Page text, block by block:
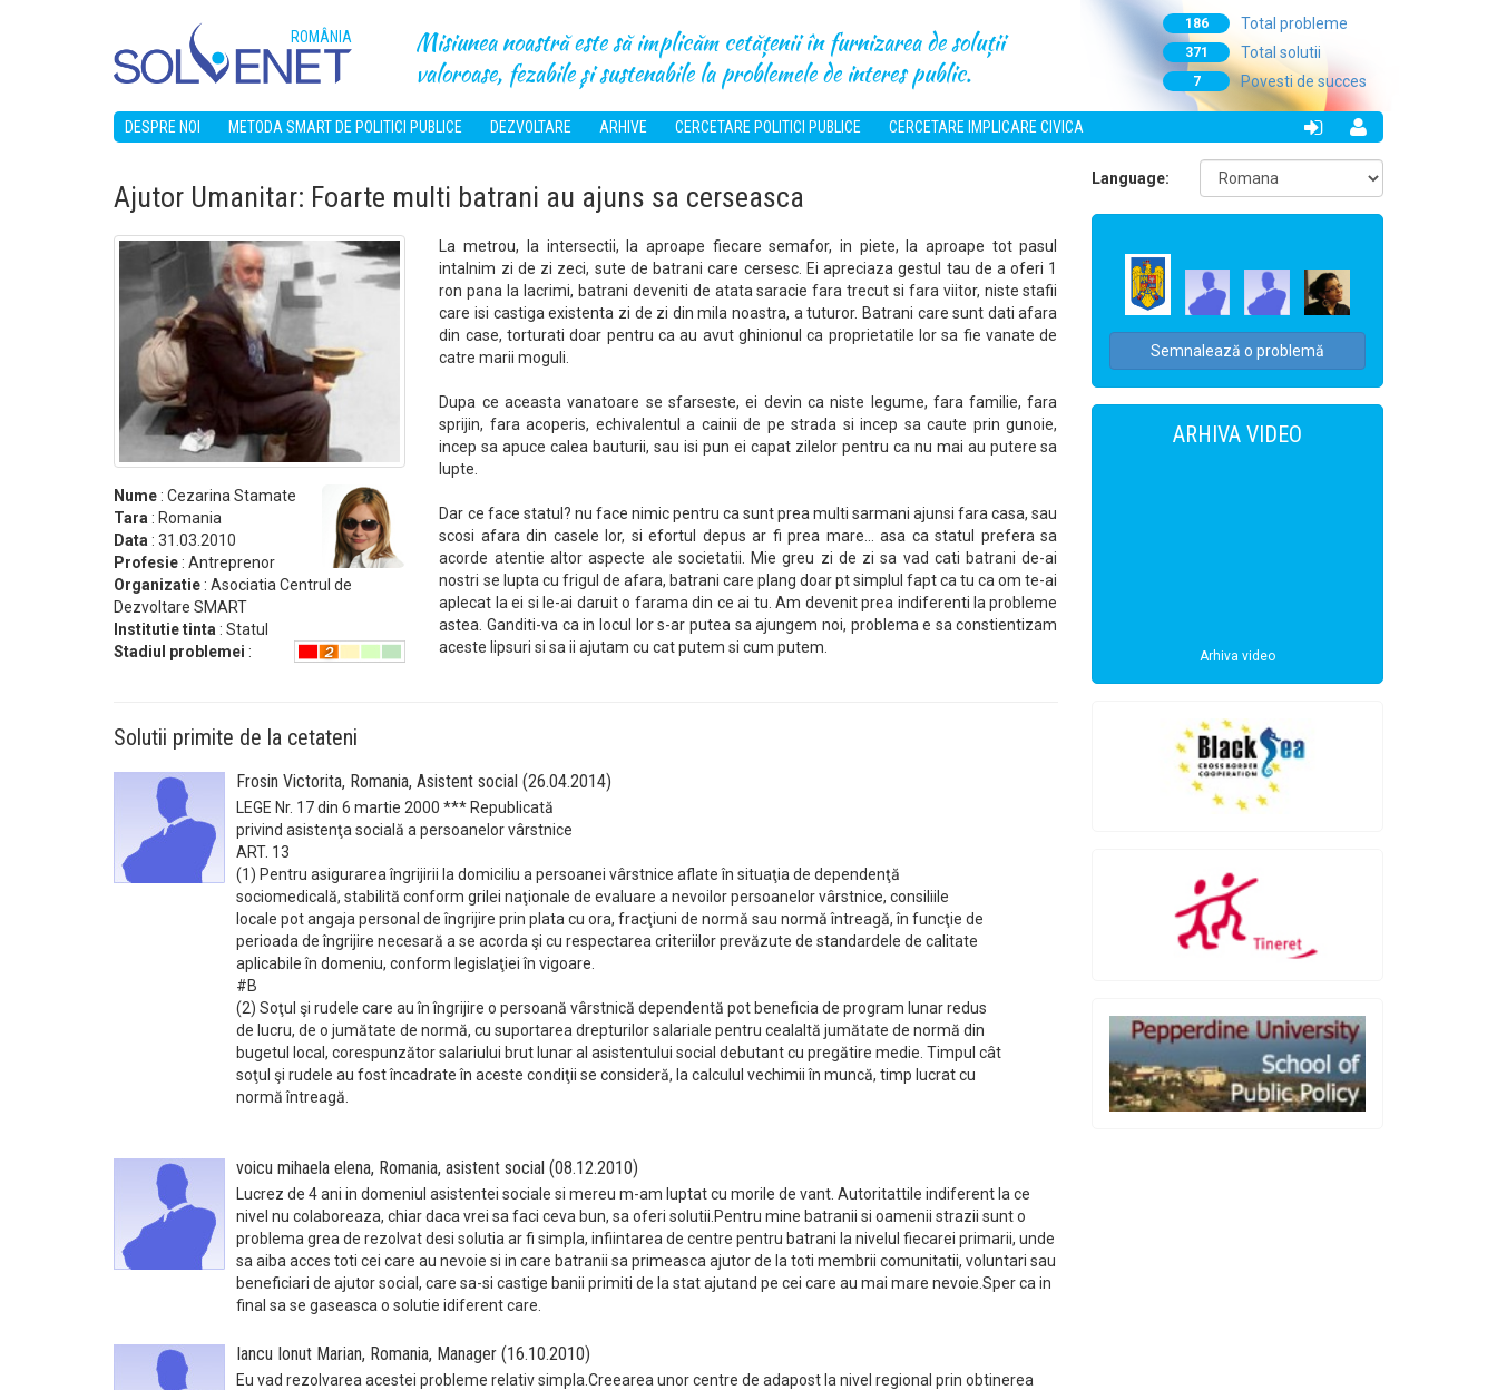
ROMÂNIA
Misiunea noastră este să implicăm cetățenii în furnizarea de soluții
valoroase, fezabile și sustenabile la problemele de interes public.
186 Total probleme
371 Total solutii
7 Povesti de succes
DESPRE NOI METODA SMART DE POLITICI PUBLICE DEZVOLTARE ARHIVE CERCETARE POLITICI PUBLICE CERCETARE IMPLICARE CIVICA
Ajutor Umanitar: Foarte multi batrani au ajuns sa cerseasca
Nume : Cezarina Stamate
Tara : Romania
Data : 31.03.2010
Profesie : Antreprenor
Organizatie : Asociatia Centrul de
Dezvoltare SMART
Institutie tinta : Statul
Stadiul problemei :
La metrou, la intersectii, la aproape fiecare semafor, in piete, la aproape tot pasul
intalnim zi de zi zeci, sute de batrani care cersesc. Ei apreciaza gestul tau de a oferi 1
ron pana la lacrimi, batrani deveniti de atata saracie fara trecut si fara viitor, niste stafii
care isi castiga existenta zi de zi din mila noastra, a tuturor. Batrani care sunt dati afara
din case, torturati doar pentru ca au avut ghinionul ca proprietatile lor sa fie vanate de
catre marii moguli.
Dupa ce aceasta vanatoare se sfarseste, ei devin ca niste legume, fara familie, fara
sprijin, fara acoperis, echivalentul a cainii de pe strada si incep sa caute prin gunoie,
incep sa apuce calea bauturii, sau isi pun ei capat zilelor pentru ca nu mai au putere sa
lupte.
Dar ce face statul? nu face nimic pentru ca sunt prea multi sarmani ajunsi fara casa, sau
scosi afara din casele lor, si efortul depus ar fi prea mare... asa ca statul prefera sa
acorde atentie altor aspecte ale societatii. Mie greu zi de zi sa vad cati batrani de-ai
nostri se lupta cu frigul de afara, batrani care plang doar pt simplul fapt ca tu ca om te-ai
aplecat la ei si le-ai daruit o farama din ce ai tu. Am devenit prea indiferenti la probleme
astea. Ganditi-va ca in locul lor s-ar putea sa ajungem noi, problema e sa constientizam
aceste lipsuri si sa ii ajutam cu cat putem si cum putem.
Solutii primite de la cetateni
Frosin Victorita, Romania, Asistent social (26.04.2014)
LEGE Nr. 17 din 6 martie 2000 *** Republicată
privind asistenţa socială a persoanelor vârstnice
ART. 13
(1) Pentru asigurarea îngrijirii la domiciliu a persoanei vârstnice aflate în situaţia de dependenţă
sociomedicală, stabilită conform grilei naţionale de evaluare a nevoilor persoanelor vârstnice, consiliile
locale pot angaja personal de îngrijire prin plata cu ora, fracţiuni de normă sau normă întreagă, în funcţie de
perioada de îngrijire necesară a se acorda şi cu respectarea criteriilor prevăzute de standardele de calitate
aplicabile în domeniu, conform legislaţiei în vigoare.
#B
(2) Soţul şi rudele care au în îngrijire o persoană vârstnică dependentă pot beneficia de program lunar redus
de lucru, de o jumătate de normă, cu suportarea drepturilor salariale pentru cealaltă jumătate de normă din
bugetul local, corespunzător salariului brut lunar al asistentului social debutant cu pregătire medie. Timpul cât
soţul şi rudele au fost încadrate în aceste condiţii se consideră, la calculul vechimii în muncă, timp lucrat cu
normă întreagă.
voicu mihaela elena, Romania, asistent social (08.12.2010)
Lucrez de 4 ani in domeniul asistentei sociale si mereu m-am luptat cu morile de vant. Autoritattile indiferent la ce
nivel nu colaboreaza, chiar daca vrei sa faci ceva bun, sa oferi solutii.Pentru mine batranii si oamenii strazii sunt o
problema grea de rezolvat desi solutia ar fi simpla, infiintarea de centre pentru batrani la nivelul fiecarei primarii, unde
sa aiba acces toti cei care au nevoie si in care batranii sa primeasca ajutor de la toti membrii comunitatii, voluntari sau
beneficiari de ajutor social, care sa-si castige banii primiti de la stat ajutand pe cei care au mai mare nevoie.Sper ca in
final sa se gaseasca o solutie idiferent care.
Iancu Ionut Marian, Romania, Manager (16.10.2010)
Eu vad rezolvarea acestei probleme relativ simpla.Creearea unor centre de adapost la nivel regional prin obtinerea
Language:
Semnalează o problemă
ARHIVA VIDEO
Arhiva video